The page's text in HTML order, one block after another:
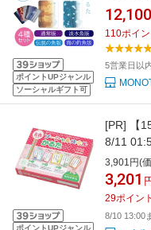
ポイントUPジャンル
ソーシャルギフト可
の釣魚
お風呂
かるた
ール便
12,100
110ポイン
5営業日以
[PR]
【
8/11
ートキッ
3,901円(
3,201
29ポイント
8/10 13:00